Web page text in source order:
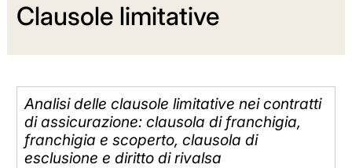
Clausole limitative
Analisi delle clausole limitative nei contratti
di assicurazione: clausola di franchigia,
franchigia e scoperto, clausola di
esclusione e diritto di rivalsa